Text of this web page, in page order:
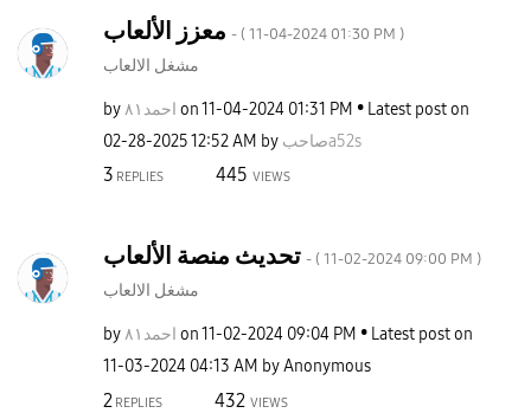
- ( ‎11-04-2024 01:30 PM )
مشغل الالعاب
by احمد٨١ on‎11-04-2024 01:31 PM
Latest post on
‎02-28-202512:52 AM by صاحبa52s
3 REPLIES 445 VIEWS
تحديث منصة الألعاب - ( ‎11-02-2024 09:00 PM )
مشغل الالعاب
by احمد٨١ on‎11-02-2024 09:04 PM
Latest post on
‎11-03-2024 04:13 AM byAnonymous
2 REPLIES 432 VIEWS